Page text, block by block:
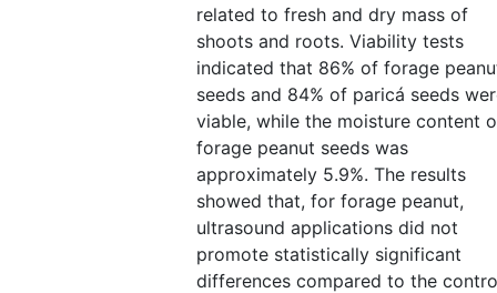
related to fresh and dry mass of
shoots and roots. Viability tests
indicated that 86% of forage
seeds and 84% of paricá seeds
viable, while the moisture content
forage peanut seeds was
approximately 5.9%. The results
showed that, for forage peanut,
ultrasound applications did not
promote statistically significant
differences compared to the